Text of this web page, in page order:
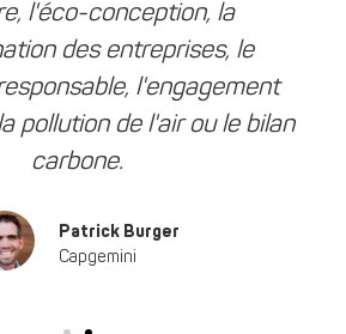
l'éco-conception, la
des entreprises, le
l'engagement
pollution de l'air ou le bilan
carbone.
Patrick Burger
Capgemini